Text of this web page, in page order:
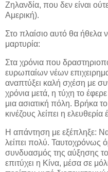
Ζηλανδία, που δεν είναι
Αμερική).
Στο πλαίσιο αυτό θα
μαρτυρία:
Στα χρόνια που
ευρωπαίων νέων
αναπτύξει καλή σχέση με
χρόνια μετά, η τύχη το
μια ασιατική πόλη. Βρήκα
κινέζους λείπει η
Η απάντηση με εξέπληξε:
λείπει πολύ.
συνδυασμός της αύξησης
επιτύχει η Κίνα, μέσα σε